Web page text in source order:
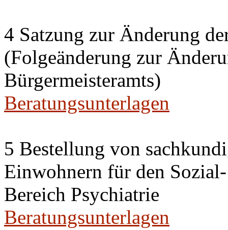
4 Satzung zur Änderung
(Folgeänderung zur
Bürgermeisteramts)
Beratungsunterlagen
5 Bestellung von
Einwohnern für den
Bereich Psychiatrie
Beratungsunterlagen